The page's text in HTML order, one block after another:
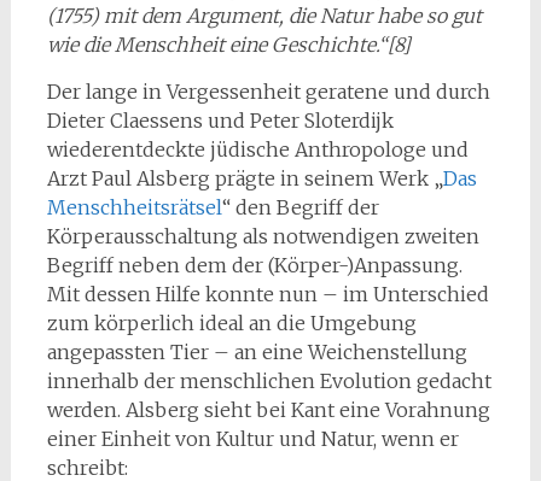
(1755) mit dem Argument, die Natur habe so gut
wie die Menschheit eine Geschichte.“[8]
Der lange in Vergessenheit geratene und durch
Dieter Claessens und Peter Sloterdijk
wiederentdeckte jüdische Anthropologe und
Arzt Paul Alsberg prägte in seinem Werk „Das
Menschheitsrätsel“ den Begriff der
Körperausschaltung als notwendigen zweiten
Begriff neben dem der (Körper-)Anpassung.
Mit dessen Hilfe konnte nun – im Unterschied
zum körperlich ideal an die Umgebung
angepassten Tier – an eine Weichenstellung
innerhalb der menschlichen Evolution gedacht
werden. Alsberg sieht bei Kant eine Vorahnung
einer Einheit von Kultur und Natur, wenn er
schreibt: